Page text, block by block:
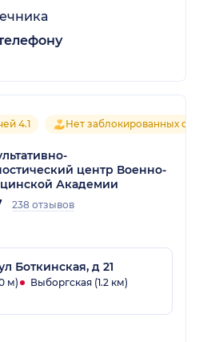
4.1 Нет заблокированных
центр Военно-
Академии
238 отзывов
Боткинская, д 21
м)
Выборгская (1.2 км)